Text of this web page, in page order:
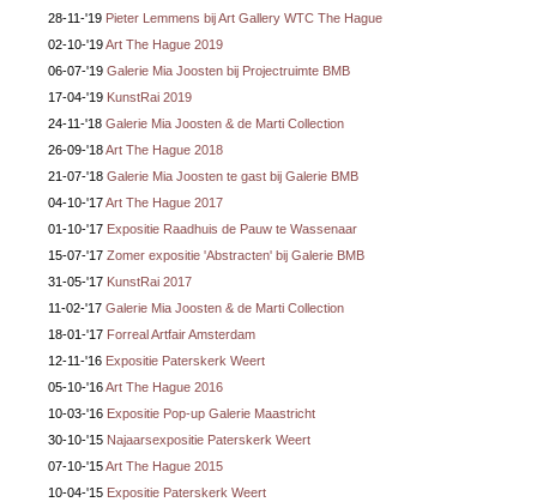
28-11-'19 Pieter Lemmens bij Art Gallery WTC The Hague
02-10-'19Art The Hague 2019
06-07-'19 Galerie Mia Joosten bij Projectruimte BMB
17-04-'19 KunstRai 2019
24-11-'18 Galerie Mia Joosten & de Marti Collection
26-09-'18Art The Hague 2018
21-07-'18 Galerie Mia Joosten te gast bij Galerie BMB
04-10-'17Art The Hague 2017
01-10-'17 Expositie Raadhuis de Pauw te Wassenaar
15-07-'17 Zomer expositie 'Abstracten' bij Galerie BMB
31-05-'17 KunstRai 2017
11-02-'17 Galerie Mia Joosten & de Marti Collection
18-01-'17 Forreal Artfair Amsterdam
12-11-'16 Expositie Paterskerk Weert
05-10-'16Art The Hague 2016
10-03-'16 Expositie Pop-up Galerie Maastricht
30-10-'15 Najaarsexpositie Paterskerk Weert
07-10-'15Art The Hague 2015
10-04-'15 Expositie Paterskerk Weert